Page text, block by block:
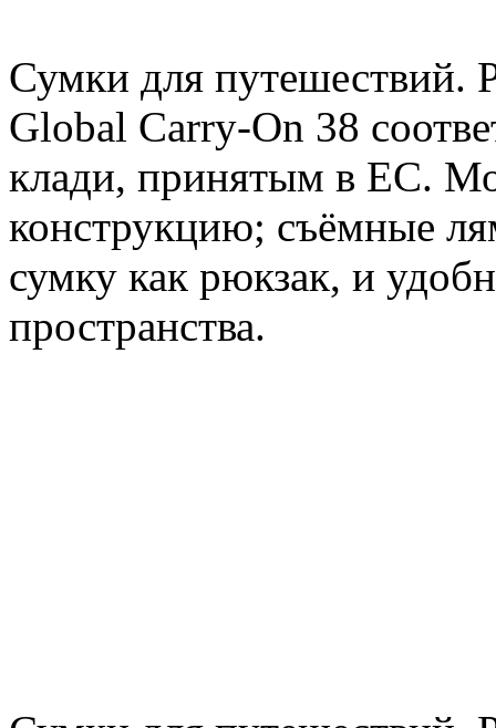
Сумки для путешествий.
Global Carry-On 38
клади, принятым в ЕС.
конструкцию; съёмные
сумку как рюкзак, и
пространства.